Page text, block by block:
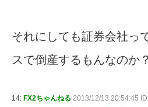
それにしても証券会社っ
スで倒産するもんなのか？
14: FX2ちゃんねる 2013/12/13 20:54:45